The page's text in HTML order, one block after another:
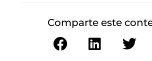
Comparte este